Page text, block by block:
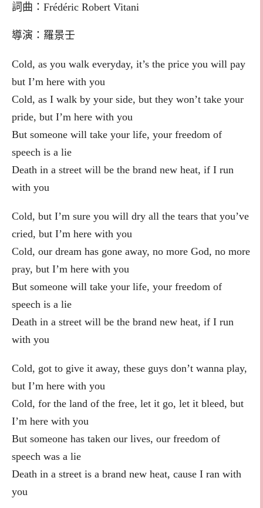
詞曲：Frédéric Robert Vitani
導演：羅景壬
Cold, as you walk everyday, it’s the price you will pay
but I’m here with you
Cold, as I walk by your side, but they won’t take your
pride, but I’m here with you
But someone will take your life, your freedom of
speech is a lie
Death in a street will be the brand new heat, if I run
with you
Cold, but I’m sure you will dry all the tears that you’ve
cried, but I’m here with you
Cold, our dream has gone away, no more God, no more
pray, but I’m here with you
But someone will take your life, your freedom of
speech is a lie
Death in a street will be the brand new heat, if I run
with you
Cold, got to give it away, these guys don’t wanna play,
but I’m here with you
Cold, for the land of the free, let it go, let it bleed, but
I’m here with you
But someone has taken our lives, our freedom of
speech was a lie
Death in a street is a brand new heat, cause I ran with
you